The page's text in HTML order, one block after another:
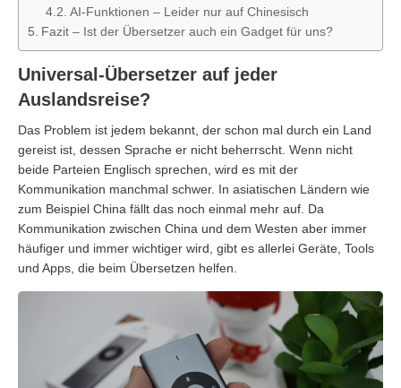
AI-Funktionen – Leider nur auf Chinesisch
Fazit – Ist der Übersetzer auch ein Gadget für uns?
Universal-Übersetzer auf jeder
Auslandsreise?
Das Problem ist jedem bekannt, der schon mal durch ein Land
gereist ist, dessen Sprache er nicht beherrscht. Wenn nicht
beide Parteien Englisch sprechen, wird es mit der
Kommunikation manchmal schwer. In asiatischen Ländern wie
zum Beispiel China fällt das noch einmal mehr auf. Da
Kommunikation zwischen China und dem Westen aber immer
häufiger und immer wichtiger wird, gibt es allerlei Geräte, Tools
und Apps, die beim Übersetzen helfen.